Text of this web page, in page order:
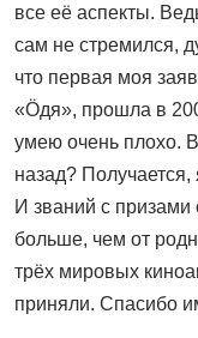
все её аспекты.
сам не стремился,
что первая моя
«Öдя», прошла в
умею очень плохо.
назад?
И званий с
больше, чем от
трёх мировых
приняли. Спасибо